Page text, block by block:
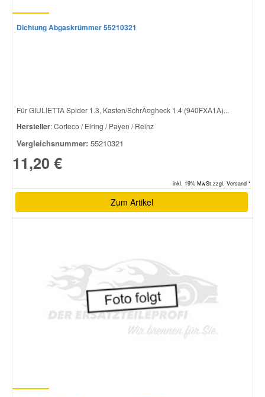
Dichtung Abgaskrümmer 55210321
Für GIULIETTA Spider 1.3, Kasten/SchrÃ¤gheck 1.4 (940FXA1A)...
Hersteller: Corteco / Elring / Payen / Reinz
Vergleichsnummer: 55210321
11,20 €
inkl. 19% MwSt.zzgl. Versand *
Zum Artikel